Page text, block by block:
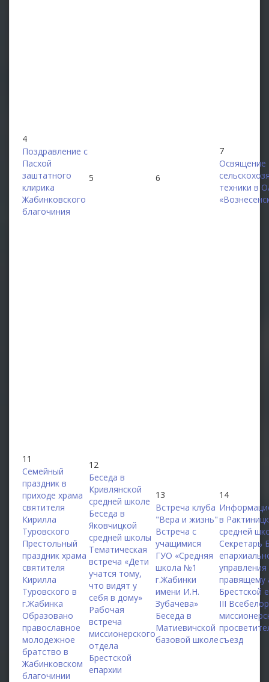
4
Поздравление с
Пасхой
заштатного
клирика
Жабинковского
благочиния
5 6
7
Освящение
техники в
11
Семейный
праздник в
приходе храма
святителя
Кирилла
Туровского
Престольный
праздник храма
святителя
Кирилла
Туровского в
г.Жабинка
Образовано
православное
молодежное
братство в
Жабинковском
благочинии
12
Беседа в
Кривлянской
средней школе
Беседа в
Яковчицкой
средней школы
Тематическая
встреча «Дети
учатся тому,
что видят у
себя в дому»
Рабочая
встреча
миссионерского
отдела
Брестской
епархии
13
Встреча клуба
"Вера и жизнь"
Встреча с
учащимися
ГУО «Средняя
школа №1
г.Жабинки
имени И.Н.
Зубачева»
Беседа в
Матиевичской
базовой школе
14
в
средней
Секретарь
правящему
Брестской
III
съезд